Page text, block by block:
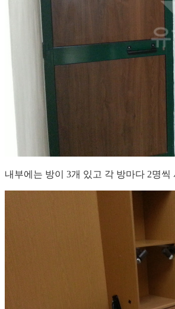
내부에는 방이 3개 있고 각 방마다 2명씩